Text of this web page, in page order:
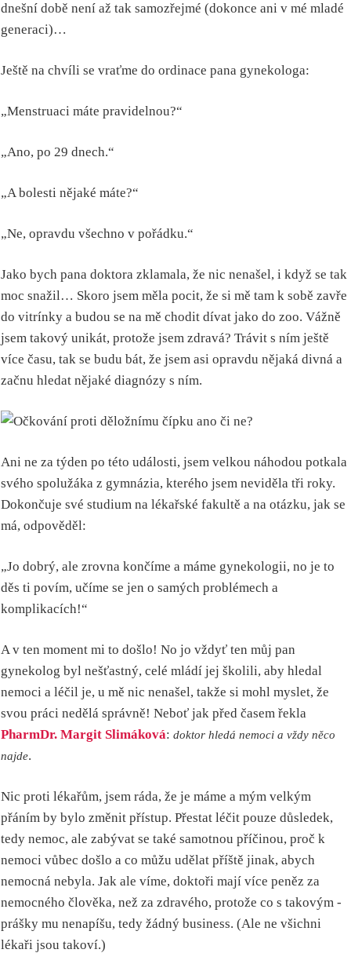
dnešní době není až tak samozřejmé (dokonce ani v mé mladé
generaci)…
Ještě na chvíli se vraťme do ordinace pana gynekologa:
„Menstruaci máte pravidelnou?“
„Ano, po 29 dnech.“
„A bolesti nějaké máte?“
„Ne, opravdu všechno v pořádku.“
Jako bych pana doktora zklamala, že nic nenašel, i když se tak
moc snažil… Skoro jsem měla pocit, že si mě tam k sobě zavře
do vitrínky a budou se na mě chodit dívat jako do zoo. Vážně
jsem takový unikát, protože jsem zdravá? Trávit s ním ještě
více času, tak se budu bát, že jsem asi opravdu nějaká divná a
začnu hledat nějaké diagnózy s ním.
Ani ne za týden po této události, jsem velkou náhodou potkala
svého spolužáka z gymnázia, kterého jsem neviděla tři roky.
Dokončuje své studium na lékařské fakultě a na otázku, jak se
má, odpověděl:
„Jo dobrý, ale zrovna končíme a máme gynekologii, no je to
děs ti povím, učíme se jen o samých problémech a
komplikacích!“
A v ten moment mi to došlo! No jo vždyť ten můj pan
gynekolog byl nešťastný, celé mládí jej školili, aby hledal
nemoci a léčil je, u mě nic nenašel, takže si mohl myslet, že
svou práci nedělá správně! Neboť jak před časem řekla
PharmDr. Margit Slimáková: doktor hledá nemoci a vždy něco
najde.
Nic proti lékařům, jsem ráda, že je máme a mým velkým
přáním by bylo změnit přístup. Přestat léčit pouze důsledek,
tedy nemoc, ale zabývat se také samotnou příčinou, proč k
nemoci vůbec došlo a co můžu udělat příště jinak, abych
nemocná nebyla. Jak ale víme, doktoři mají více peněz za
nemocného člověka, než za zdravého, protože co s takovým -
prášky mu nenapíšu, tedy žádný business. (Ale ne všichni
lékaři jsou takoví.)